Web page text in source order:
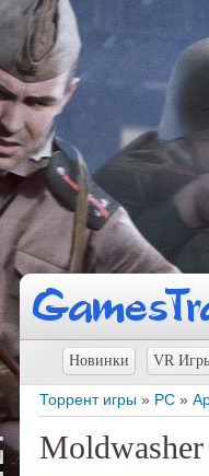
Новинки VR
Торрент игры » PC »
Moldwasher